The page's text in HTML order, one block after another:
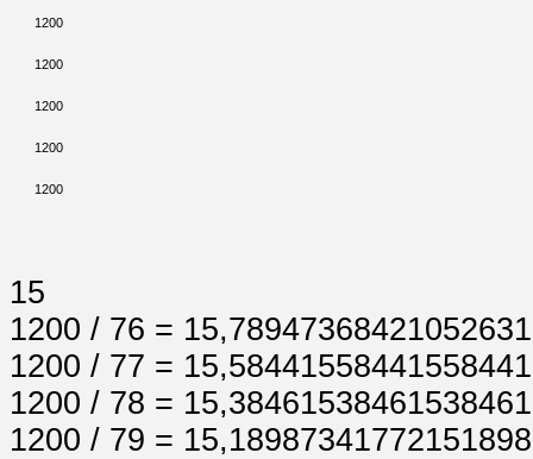
1200
1200
1200
1200
1200
15
1200 / 76 =
1200 / 77 =
1200 / 78 =
1200 / 79 =